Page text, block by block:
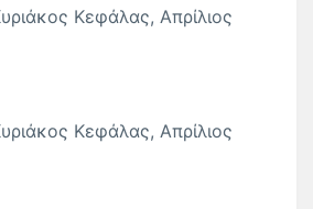
Κεφάλας, Απρίλιος
Κεφάλας, Απρίλιος